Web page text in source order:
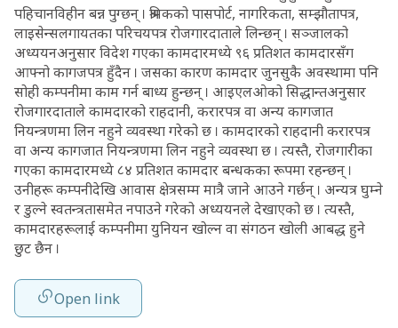
पहिचानविहीन बन्न पुग्छन् । श्रमिकको पासपोर्ट, नागरिकता, सम्झौतापत्र,
लाइसेन्सलगायतका परिचयपत्र रोजगारदाताले लिन्छन् । सञ्जालको
अध्ययनअनुसार विदेश गएका कामदारमध्ये ९६ प्रतिशत कामदारसँग
आफ्नो कागजपत्र हुँदैन । जसका कारण कामदार जुनसुकै अवस्थामा पनि
सोही कम्पनीमा काम गर्न बाध्य हुन्छन् । आइएलओको सिद्धान्तअनुसार
रोजगारदाताले कामदारको राहदानी, करारपत्र वा अन्य कागजात
नियन्त्रणमा लिन नहुने व्यवस्था गरेको छ । कामदारको राहदानी करारपत्र
वा अन्य कागजात नियन्त्रणमा लिन नहुने व्यवस्था छ । त्यस्तै, रोजगारीका
गएका कामदारमध्ये ८४ प्रतिशत कामदार बन्धकका रूपमा रहन्छन् ।
उनीहरू कम्पनीदेखि आवास क्षेत्रसम्म मात्रै जाने आउने गर्छन् । अन्यत्र घुम्ने
र डुल्ने स्वतन्त्रतासमेत नपाउने गरेको अध्ययनले देखाएको छ । त्यस्तै,
कामदारहरूलाई कम्पनीमा युनियन खोल्न वा संगठन खोली आबद्ध हुने
छुट छैन ।
Open link